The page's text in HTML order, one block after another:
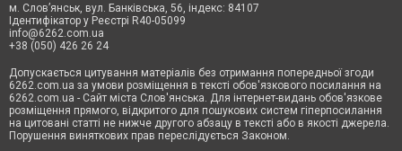
м. Слов’янськ, вул. Банківська, 56, індекс: 84107
Ідентифікатор у Реєстрі R40-05099
info@6262.com.ua
+38 (050) 426 26 24
Допускається цитування матеріалів без отримання попередньої згоди
6262.com.ua за умови розміщення в тексті обов'язкового посилання на
6262.com.ua - Сайт міста Слов'янська. Для інтернет-видань обов'язкове
розміщення прямого, відкритого для пошукових систем гіперпосилання
на цитовані статті не нижче другого абзацу в тексті або в якості джерела.
Порушення виняткових прав переслідується Законом.